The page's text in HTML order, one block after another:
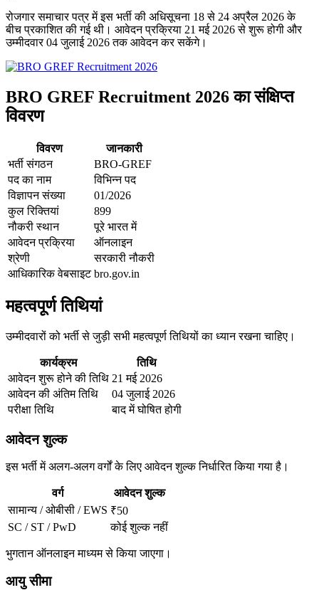
रोजगार समाचार पत्र में इस भर्ती की अधिसूचना 18 से 24 अप्रैल 2026 के
बीच प्रकाशित की गई थी। आवेदन प्रक्रिया 21 मई 2026 से शुरू होगी और
उम्मीदवार 04 जुलाई 2026 तक आवेदन कर सकेंगे।
BRO GREF Recruitment 2026 का संक्षिप्त
विवरण
विवरण
जानकारी
भर्ती संगठन
BRO-GREF
पद का नाम
विभिन्न पद
विज्ञापन संख्या
01/2026
कुल रिक्तियां
899
नौकरी स्थान
पूरे भारत में
आवेदन प्रक्रिया
ऑनलाइन
श्रेणी
सरकारी नौकरी
आधिकारिक वेबसाइट bro.gov.in
महत्वपूर्ण तिथियां
उम्मीदवारों को भर्ती से जुड़ी सभी महत्वपूर्ण तिथियों का ध्यान रखना चाहिए।
कार्यक्रम
तिथि
आवेदन शुरू होने की तिथि 21 मई 2026
आवेदन की अंतिम तिथि
04 जुलाई 2026
परीक्षा तिथि
बाद में घोषित होगी
आवेदन शुल्क
इस भर्ती में अलग-अलग वर्गों के लिए आवेदन शुल्क निर्धारित किया गया है।
वर्ग
आवेदन शुल्क
सामान्य / ओबीसी / EWS ₹50
SC / ST / PwD
कोई शुल्क नहीं
भुगतान ऑनलाइन माध्यम से किया जाएगा।
आयु सीमा